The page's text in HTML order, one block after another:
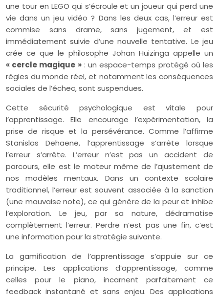
une tour en LEGO qui s’écroule et un joueur qui perd une
vie dans un jeu vidéo ? Dans les deux cas, l’erreur est
commise sans drame, sans jugement, et est
immédiatement suivie d’une nouvelle tentative. Le jeu
crée ce que le philosophe Johan Huizinga appelle un
« cercle magique »: un espace-temps protégé où les
règles du monde réel, et notamment les conséquences
sociales de l’échec, sont suspendues.
Cette sécurité psychologique est vitale pour
l’apprentissage. Elle encourage l’expérimentation, la
prise de risque et la persévérance. Comme l’affirme
Stanislas Dehaene, l’apprentissage s’arrête lorsque
l’erreur s’arrête. L’erreur n’est pas un accident de
parcours, elle est le moteur même de l’ajustement de
nos modèles mentaux. Dans un contexte scolaire
traditionnel, l’erreur est souvent associée à la sanction
(une mauvaise note), ce qui génère de la peur et inhibe
l’exploration. Le jeu, par sa nature, dédramatise
complètement l’erreur. Perdre n’est pas une fin, c’est
une information pour la stratégie suivante.
La gamification de l’apprentissage s’appuie sur ce
principe. Les applications d’apprentissage, comme
celles pour le piano, incarnent parfaitement ce
feedback instantané et sans enjeu. Des applications